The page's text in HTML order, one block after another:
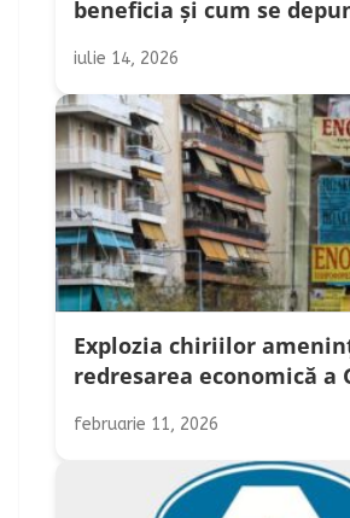
beneficia și cum se
iulie 14, 2026
Explozia chiriilor
redresarea economică a
februarie 11, 2026